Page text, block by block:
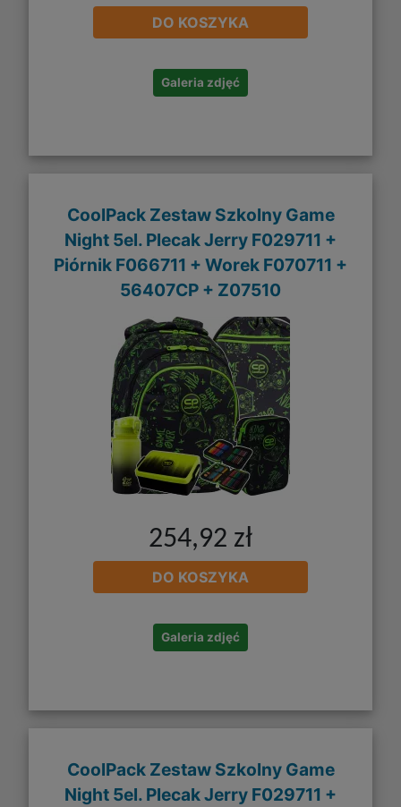
DO KOSZYKA
Galeria zdjęć
CoolPack Zestaw Szkolny Game
Night 5el. Plecak Jerry F029711 +
Piórnik F066711 + Worek F070711 +
56407CP + Z07510
254,92 zł
DO KOSZYKA
Galeria zdjęć
CoolPack Zestaw Szkolny Game
Night 5el. Plecak Jerry F029711 +